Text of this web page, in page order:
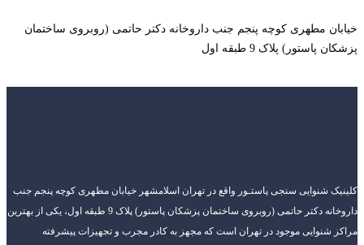
خیابان مطهری کوچه پنجم جنب داروخانه دکتر حاتمی (روبروی ساختمان
پزشکان پاستور) پلاک 9 طبقه اول
کلینیک شنوایی سنجی پاستـور واقع در تهران اسلامشهر خیابان مطهری کوچه پنجم جنب
داروخانه دکتر حاتمی (روبروی ساختمان پزشکان پاستور) پلاک 9 طبقه اول، یکی از بهترین
مراکز شنوایی موجود در تهران است که مجهز به کادر مجرب و تجهیزات پیشرفته